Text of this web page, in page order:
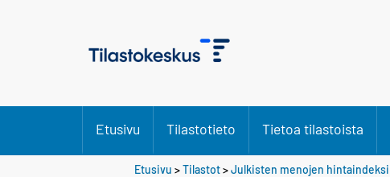
Etusivu Tilastotieto Tietoa tilastoista
Etusivu >Tilastot>Julkisten menojen hintaindeksi